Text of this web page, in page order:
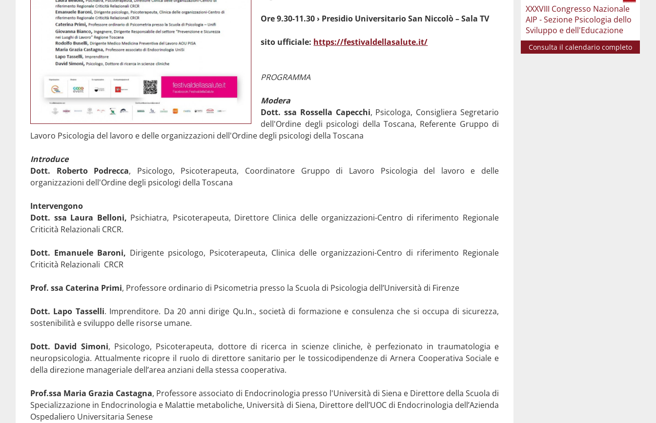
Ore 9.30-11.30 › Presidio Universitario San Niccolò – Sala TV
sito ufficiale: https://festivaldellasalute.it/
PROGRAMMA
Modera
Dott. ssa Rossella Capecchi, Psicologa, Consigliera Segretario
dell'Ordine degli psicologi della Toscana, Referente Gruppo di
Lavoro Psicologia del lavoro e delle organizzazioni dell'Ordine degli psicologi della Toscana
Introduce
Dott. Roberto Podrecca, Psicologo, Psicoterapeuta, Coordinatore Gruppo di Lavoro Psicologia del lavoro e delle
organizzazioni dell'Ordine degli psicologi della Toscana
Intervengono
Dott. ssa Laura Belloni, Psichiatra, Psicoterapeuta, Direttore Clinica delle organizzazioni-Centro di riferimento Regionale
Criticità Relazionali CRCR.
Dott. Emanuele Baroni, Dirigente psicologo, Psicoterapeuta, Clinica delle organizzazioni-Centro di riferimento Regionale
Criticità Relazionali CRCR
Prof. ssa Caterina Primi, Professore ordinario di Psicometria presso la Scuola di Psicologia dell’Università di Firenze
Dott. Lapo Tasselli. Imprenditore. Da 20 anni dirige Qu.In., società di formazione e consulenza che si occupa di sicurezza,
sostenibilità e sviluppo delle risorse umane.
Dott. David Simoni, Psicologo, Psicoterapeuta, dottore di ricerca in scienze cliniche, è perfezionato in traumatologia e
neuropsicologia. Attualmente ricopre il ruolo di direttore sanitario per le tossicodipendenze di Arnera Cooperativa Sociale e
della direzione manageriale dell’area anziani della stessa cooperativa.
Prof.ssa Maria Grazia Castagna, Professore associato di Endocrinologia presso l'Università di Siena e Direttore della Scuola di
Specializzazione in Endocrinologia e Malattie metaboliche, Università di Siena, Direttore dell’UOC di Endocrinologia dell’Azienda
Ospedaliero Universitaria Senese
XXXVIII Congresso Nazionale
AIP - Sezione Psicologia dello
Sviluppo e dell'Educazione
Consulta il calendario completo